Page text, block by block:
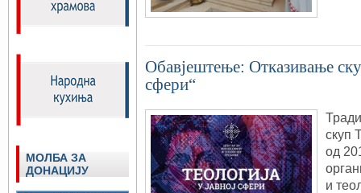
Обавјештење: Отказивање
сфери“
скуп
од
и
МОЛБА ЗА
ДОНАЦИЈУ